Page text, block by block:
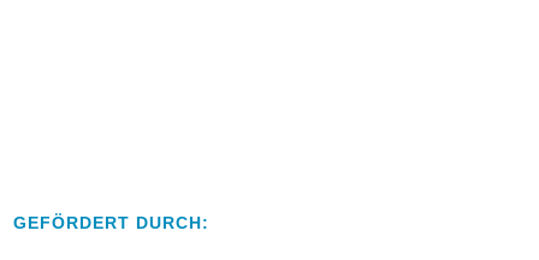
GEFÖRDERT DURCH: